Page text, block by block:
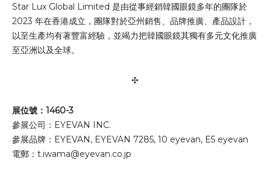
Star Lux Global Limited 是由從事經銷韓國眼鏡多年的團隊於
2023 年在香港成立，團隊對於亞州銷售、品牌推廣、產品設計，
以至生產均有著豐富經驗，並竭力把韓國眼鏡其獨有多元文化推廣
至亞洲以及全球。
✣
展位號：1460-3
參展公司：EYEVAN INC.
參展品牌：EYEVAN, EYEVAN 7285, 10 eyevan, E5 eyevan
電郵： t.iwama@eyevan.co.jp